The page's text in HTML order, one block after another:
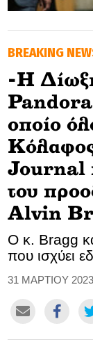
SOOZIE’S
CULTURE
TASTELAND
TECH
MEDIALAND
DRIVE
SPORTS
DIA Y NOCHE
CONTACT
BREAKING
-Η
οποίο
Journal
του
Alvin
Ο κ. Bragg
που ισχύει
31 ΜΑΡΤΙΟΥ